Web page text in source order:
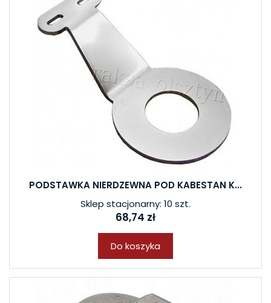
PODSTAWKA NIERDZEWNA POD KABESTAN K...
Sklep stacjonarny: 10 szt.
68,74 zł
Do koszyka